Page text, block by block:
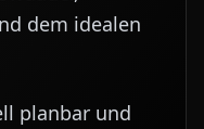
dem idealen
planbar und